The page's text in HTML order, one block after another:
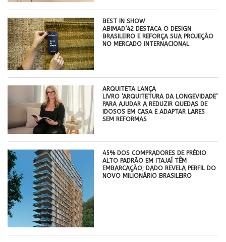
BEST IN SHOW
ABIMAD’42 DESTACA O DESIGN
BRASILEIRO E REFORÇA SUA PROJEÇÃO
NO MERCADO INTERNACIONAL
ARQUITETA LANÇA
LIVRO ‘ARQUITETURA DA LONGEVIDADE’
PARA AJUDAR A REDUZIR QUEDAS DE
IDOSOS EM CASA E ADAPTAR LARES
SEM REFORMAS
45% DOS COMPRADORES DE PRÉDIO
ALTO PADRÃO EM ITAJAÍ TÊM
EMBARCAÇÃO; DADO REVELA PERFIL DO
NOVO MILIONÁRIO BRASILEIRO